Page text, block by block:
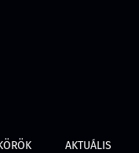
hogy a börtönben
AKTUÁLIS
The current language is: